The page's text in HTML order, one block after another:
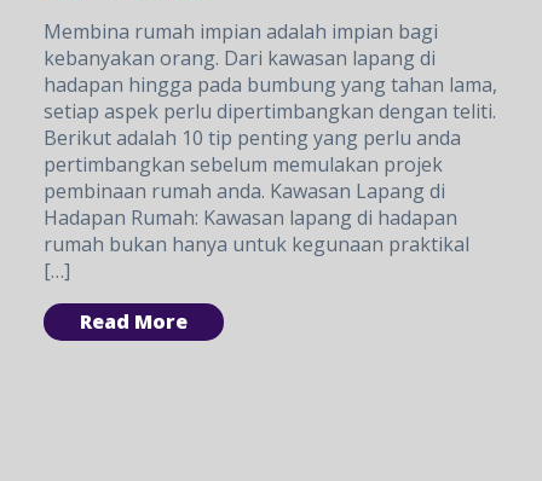
Membina rumah impian adalah impian bagi
kebanyakan orang. Dari kawasan lapang di
hadapan hingga pada bumbung yang tahan lama,
setiap aspek perlu dipertimbangkan dengan teliti.
Berikut adalah 10 tip penting yang perlu anda
pertimbangkan sebelum memulakan projek
pembinaan rumah anda. Kawasan Lapang di
Hadapan Rumah: Kawasan lapang di hadapan
rumah bukan hanya untuk kegunaan praktikal
[…]
Read More